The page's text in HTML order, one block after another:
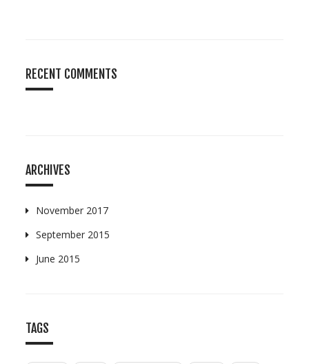
RECENT COMMENTS
ARCHIVES
November 2017
September 2015
June 2015
TAGS